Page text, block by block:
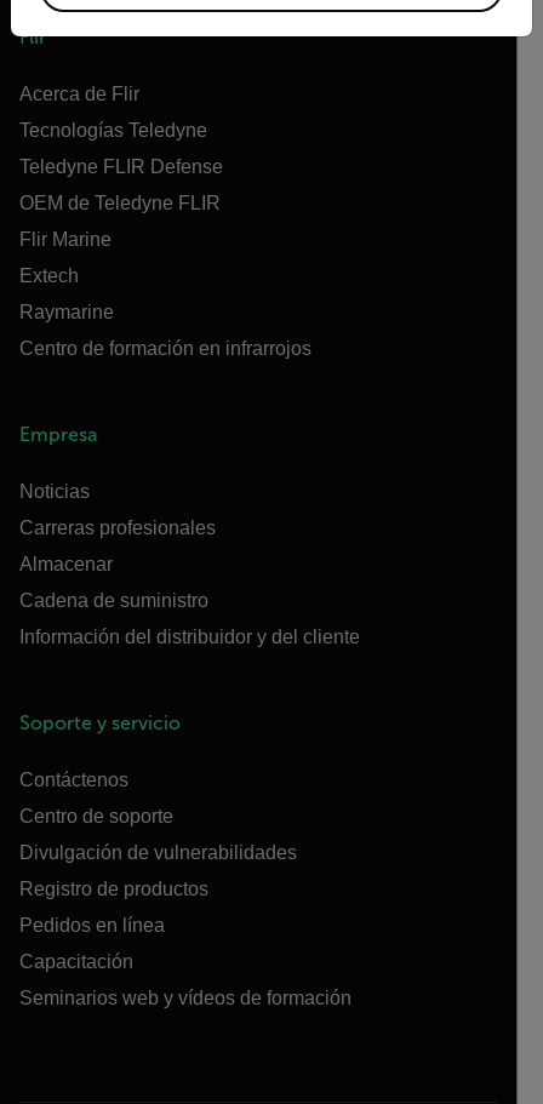
Flir
Acerca de Flir
Tecnologías Teledyne
Teledyne FLIR Defense
OEM de Teledyne FLIR
Flir Marine
Extech
Raymarine
Centro de formación en infrarrojos
Empresa
Noticias
Carreras profesionales
Almacenar
Cadena de suministro
Información del distribuidor y del cliente
Soporte y servicio
Contáctenos
Centro de soporte
Divulgación de vulnerabilidades
Registro de productos
Pedidos en línea
Capacitación
Seminarios web y vídeos de formación